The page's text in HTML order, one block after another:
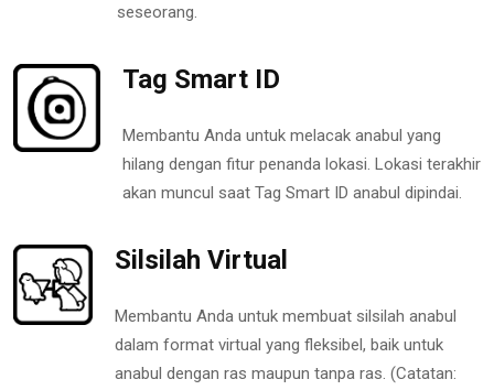
seseorang.
Tag Smart ID
Membantu Anda untuk melacak anabul yang
hilang dengan fitur penanda lokasi. Lokasi terakhir
akan muncul saat Tag Smart ID anabul dipindai.
Silsilah Virtual
Membantu Anda untuk membuat silsilah anabul
dalam format virtual yang fleksibel, baik untuk
anabul dengan ras maupun tanpa ras. (Catatan: